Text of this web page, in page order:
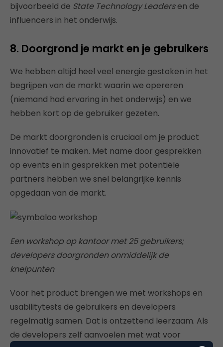
bijvoorbeeld de State Technology Leadersen de
influencers in het onderwijs.
8. Doorgrond je markt en je gebruikers
We hebben altijd heel veel energie gestoken in het
begrijpen van de markt waarin we opereren
(niemand had ervaring in het onderwijs) en we
hebben kort op de gebruiker gezeten.
De markt doorgronden is cruciaal om je product
innovatief te maken. Met name door gesprekken
op events en in gesprekken met potentiële
partners hebben we snel belangrijke kennis
opgedaan van de markt.
Een workshop op kantoor met 25 gebruikers;
developers doorgronden onmiddelijk de
knelpunten
Voor het product brengen we met workshops en
usabilitytests de gebruikers en developers
regelmatig samen. Dat is ontzettend leerzaam. Als
de developers zelf aanvoelen met wat voor